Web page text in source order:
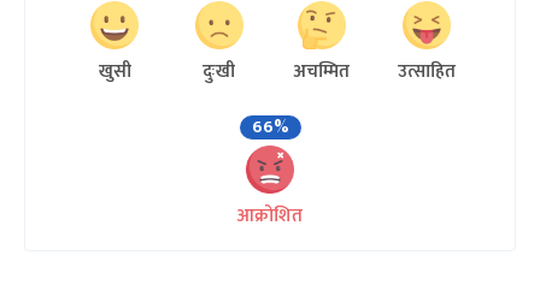
खुसी दुःखी अचम्मित
उत्साहित
66%
आक्रोशित